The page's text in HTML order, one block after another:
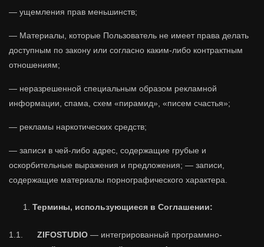
— ущемления прав меньшинств;
— Материалы, которые Пользователь не имеет права делать
доступным по закону или согласно каким-либо контрактным
отношениям;
— неразрешенной специальным образом рекламной
информации, спама, схем «пирамид», «писем счастья»;
— рекламы наркотических средств;
— записи в чей-либо адрес, содержащие грубые и
оскорбительные выражения и предложения; — записи,
содержащие материалы порнографического характера.
Термины, использующиеся в Соглашении:
1.1. ZIFOSTUDIO — интегрированный программно-